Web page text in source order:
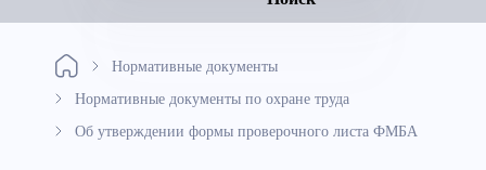
Нормативные документы
Нормативные документы по охране труда
Об утверждении формы проверочного листа ФМБА